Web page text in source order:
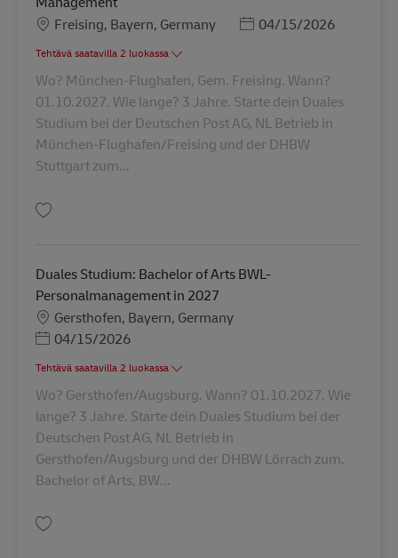
SijaintiFreising, Bayern, Germany Posted Date
04/15/2026
Tehtävä saatavilla 2 luokassa
Wo? München-Flughafen, Gem. Freising. Wann?
01.10.2027. Wie lange? 3 Jahre. Starte dein Duales
Studium bei der Deutschen Post AG, NL Betrieb in
München-Flughafen/Freising und der DHBW
Stuttgart zum...
Duales Studium: Bachelor of Arts BWL-
Personalmanagement in 2027
SijaintiGersthofen, Bayern, Germany
Posted Date
04/15/2026
Tehtävä saatavilla 2 luokassa
Wo? Gersthofen/Augsburg. Wann? 01.10.2027. Wie
lange? 3 Jahre. Starte dein Duales Studium bei der
Deutschen Post AG, NL Betrieb in
Gersthofen/Augsburg und der DHBW Lörrach zum.
Bachelor of Arts, BW...